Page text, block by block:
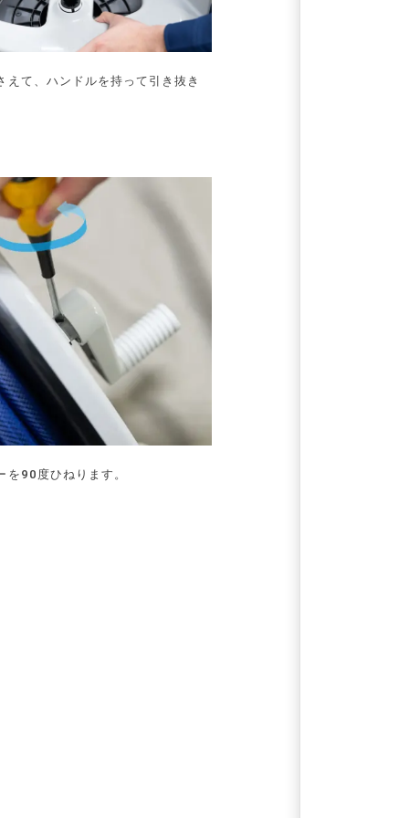
えて、ハンドルを持って引き抜き
を90度ひねります。